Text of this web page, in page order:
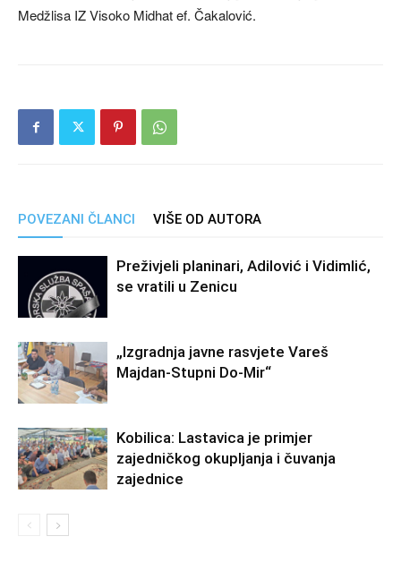
Medžlisa IZ Visoko Midhat ef. Čakalović.
POVEZANI ČLANCI VIŠE OD AUTORA
Preživjeli planinari, Adilović i Vidimlić,
se vratili u Zenicu
„Izgradnja javne rasvjete Vareš
Majdan-Stupni Do-Mir“
Kobilica: Lastavica je primjer
zajedničkog okupljanja i čuvanja
zajednice